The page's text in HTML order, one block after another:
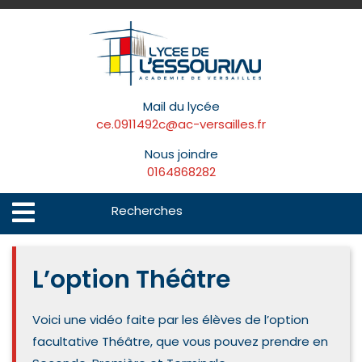
Skip
Mail du lycée
ce.0911492c@ac-versailles.fr
Nous joindre
0164868282
Open
Menu
L’option Théâtre
Voici une vidéo faite par les élèves de l’option
facultative Théâtre, que vous pouvez prendre en